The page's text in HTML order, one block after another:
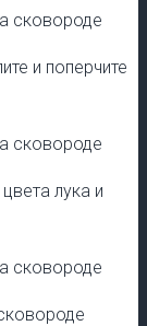
и поперчите
лука и